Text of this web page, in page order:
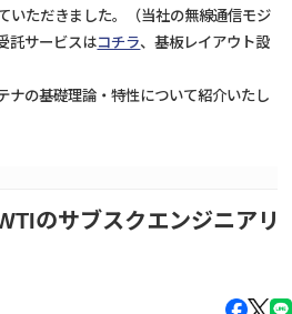
いただきました。（当社の無線通信モジ
託サービスはコチラ、基板レイアウト設
ナの基礎理論・特性について紹介いたし
のサブスクエンジニアリ